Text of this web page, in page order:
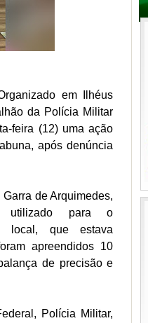
em Ilhéus
da Polícia Militar
feira (12) uma ação
após denúncia
de Arquimedes,
utilizado para o
local, que estava
apreendidos 10
de precisão e
Polícia Militar,